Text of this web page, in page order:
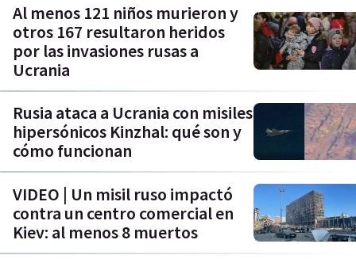
Al menos 121 niños murieron y
otros 167 resultaron heridos
por las invasiones rusas a
Ucrania
Rusia ataca a Ucrania con misiles
hipersónicos Kinzhal: qué son y
cómo funcionan
VIDEO | Un misil ruso impactó
contra un centro comercial en
Kiev: al menos 8 muertos